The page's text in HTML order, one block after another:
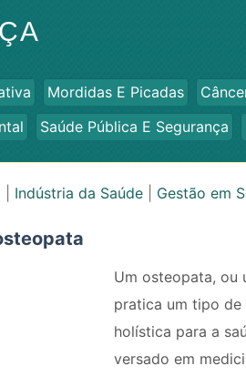
Mordidas E Picadas
Saúde Pública E Segurança
Indústria da Saúde Gestão em
Um osteopata, ou
pratica um tipo de
holística para a
versado em